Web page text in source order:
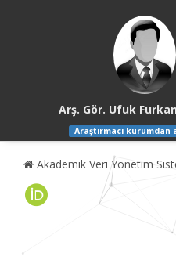
Arş. Gör. Ufuk
Araştırmacı kurumdan
Akademik Veri Yönetim